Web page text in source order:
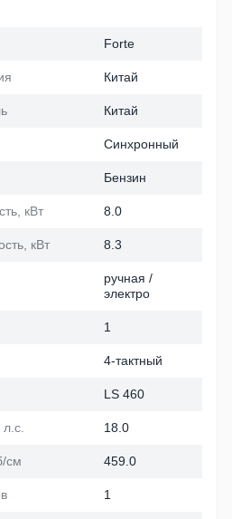
Forte
Китай
Китай
Синхронный
Бензин
кВт 8.0
кВт 8.3
ручная /
электро
1
4-тактный
LS 460
18.0
см 459.0
1